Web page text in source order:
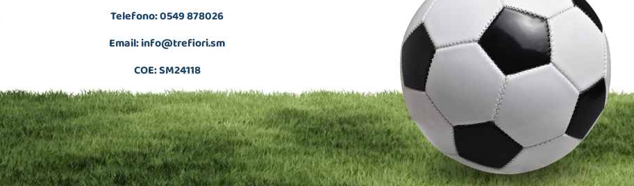
Telefono: 0549 878026
Email:info@trefiori.sm
COE: SM24118